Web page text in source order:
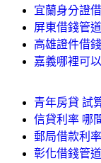
宜蘭身分證
屏東借錢管道
高雄證件借錢
嘉義哪裡可
青年房貸 試
信貸利率 哪
郵局借款利
彰化借錢管